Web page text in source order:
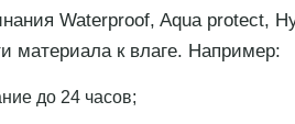
Waterproof, Aqua protect,
материала к влаге. Например:
до 24 часов;